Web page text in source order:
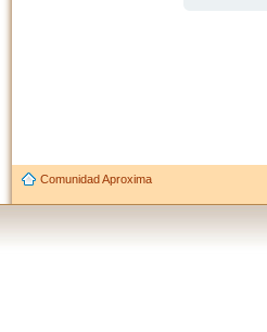
Comunidad Aproxima